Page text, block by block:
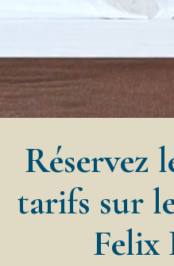
Réservez
tarifs sur
Felix